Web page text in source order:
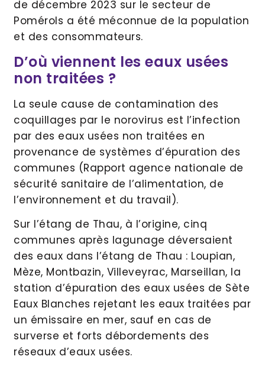
de décembre 2023 sur le secteur de
Pomérols a été méconnue de la population
et des consommateurs.
D’où viennent les eaux usées
non traitées ?
La seule cause de contamination des
coquillages par le norovirus est l’infection
par des eaux usées non traitées en
provenance de systèmes d’épuration des
communes (Rapport agence nationale de
sécurité sanitaire de l’alimentation, de
l’environnement et du travail).
Sur l’étang de Thau, à l’origine, cinq
communes après lagunage déversaient
des eaux dans l’étang de Thau : Loupian,
Mèze, Montbazin, Villeveyrac, Marseillan, la
station d’épuration des eaux usées de Sète
Eaux Blanches rejetant les eaux traitées par
un émissaire en mer, sauf en cas de
surverse et forts débordements des
réseaux d’eaux usées.